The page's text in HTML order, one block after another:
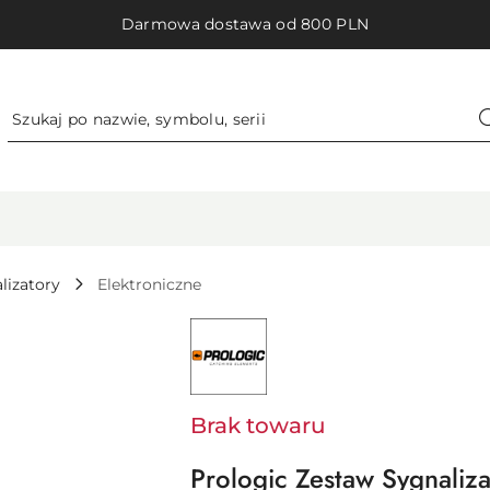
Darmowa dostawa od 800 PLN
Elektroniczne
NAZWA
PROLOGIC
SPORT
A/S
Brak towaru
Prologic Zestaw